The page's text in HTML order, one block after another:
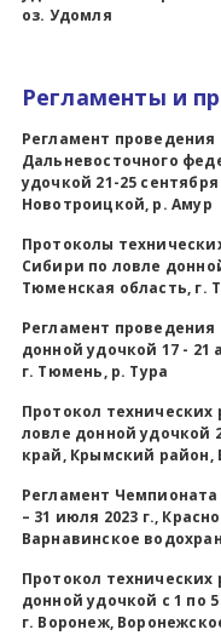
оз. Удомля
Регламенты и
Регламент
Дальневосточного
удочкой 21-25
Новотроицкой, р. Амур
Протоколы
Сибири по ловле
Тюменская область, г.
Регламент
донной удочкой 17 - 21
г. Тюмень, р. Тура
Протокол технических
ловле донной удочкой
край, Крымский район,
Регламент
– 31 июля 2023 г.,
Варнавинское
Протокол технических
донной удочкой с 1 по
г. Воронеж,